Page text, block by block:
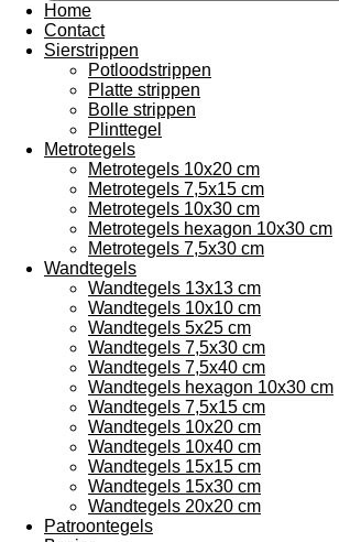
Home
Contact
Sierstrippen
Potloodstrippen
Platte strippen
Bolle strippen
Plinttegel
Metrotegels
Metrotegels 10x20 cm
Metrotegels 7,5x15 cm
Metrotegels 10x30 cm
Metrotegels hexagon 10x30 cm
Metrotegels 7,5x30 cm
Wandtegels
Wandtegels 13x13 cm
Wandtegels 10x10 cm
Wandtegels 5x25 cm
Wandtegels 7,5x30 cm
Wandtegels 7,5x40 cm
Wandtegels hexagon 10x30 cm
Wandtegels 7,5x15 cm
Wandtegels 10x20 cm
Wandtegels 10x40 cm
Wandtegels 15x15 cm
Wandtegels 15x30 cm
Wandtegels 20x20 cm
Patroontegels